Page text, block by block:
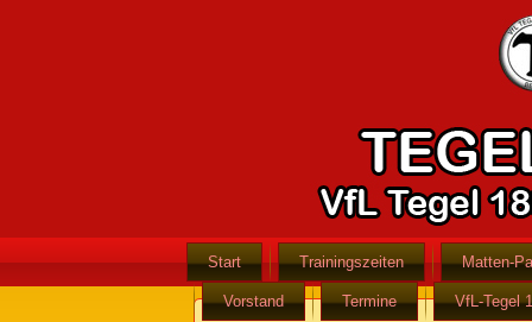
Start Trainingszeiten Matten-
Vorstand Termine
VfL-Tegel